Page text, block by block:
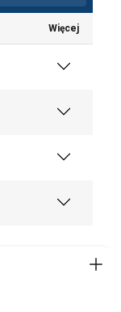
Więcej